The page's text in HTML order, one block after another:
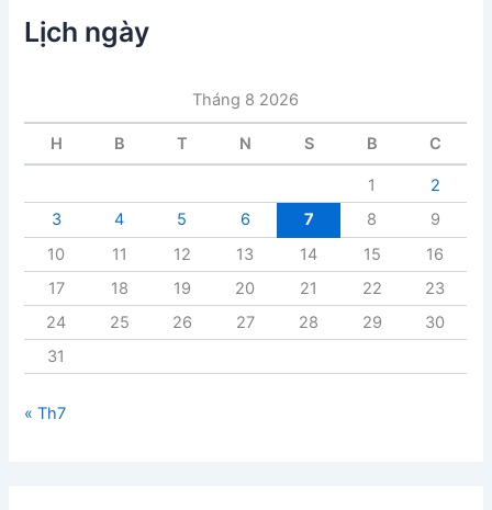
c
b
i
Lịch ngày
Tháng 8 2026
H B T N S B C
1
2
3
4 5 6 7 8
9
10
11 12 13 14 15
16
17
18 19 20 21 22
23
24
25 26 27 28 29
30
31
« Th7